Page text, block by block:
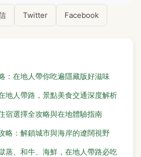
Twitter Facebook
：在地人帶你吃遍隱藏版好滋味
地人帶路，景點美食交通深度解析
宿選擇全攻略與在地體驗指南
略：解鎖城市與海岸的遼闊視野
蒸、和牛、海鮮，在地人帶路必吃